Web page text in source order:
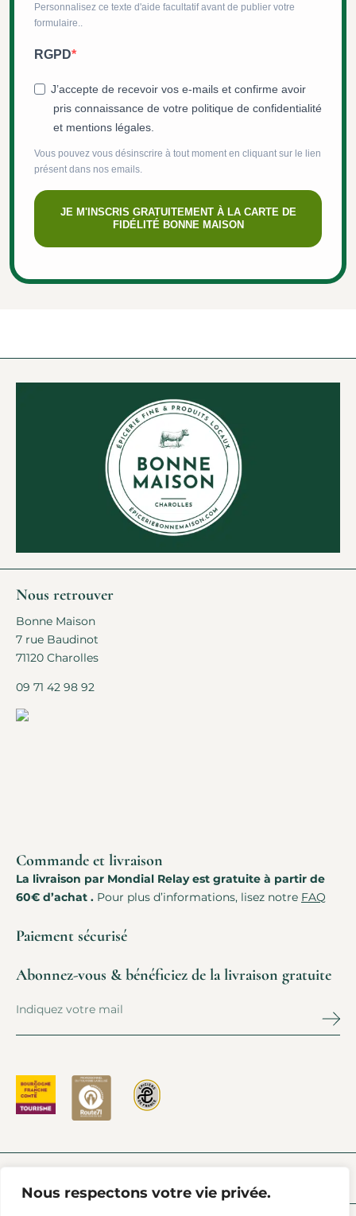
Nous respectons votre vie privée.
Personnalisez ce texte d'aide facultatif avant de publier votre
formulaire..
RGPD
J’accepte de recevoir vos e-mails et confirme avoir
pris connaissance de votre politique de confidentialité
et mentions légales.
Vous pouvez vous désinscrire à tout moment en cliquant sur le lien
présent dans nos emails.
JE M'INSCRIS GRATUITEMENT À LA CARTE DE
FIDÉLITÉ BONNE MAISON
Nous retrouver
Bonne Maison
7 rue Baudinot
71120 Charolles
09 71 42 98 92
Commande et livraison
La livraison par Mondial Relay est gratuite à partir de
60€ d’achat . Pour plus d’informations, lisez notre FAQ
Paiement sécurisé
Abonnez-vous & bénéficiez de la livraison gratuite